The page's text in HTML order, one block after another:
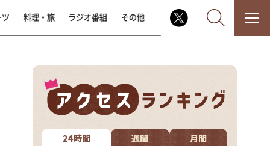
なるみ・岡村の過ぎるTV
相席食堂
料理・旅 ラジオ番組 その他
24時間 週間 月間